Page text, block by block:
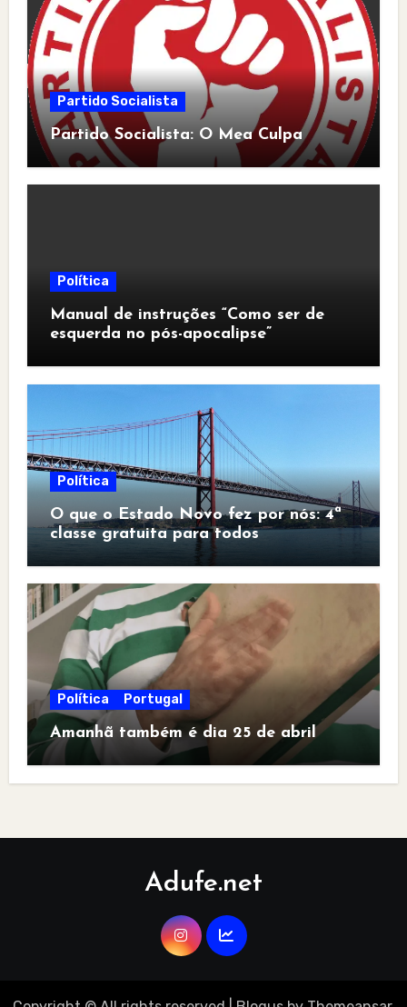
Partido Socialista
Partido Socialista: O Mea Culpa
Política
Manual de instruções “Como ser de
esquerda no pós-apocalipse”
Política
O que o Estado Novo fez por nós: 4ª
classe gratuita para todos
Política Portugal
Amanhã também é dia 25 de abril
Adufe.net